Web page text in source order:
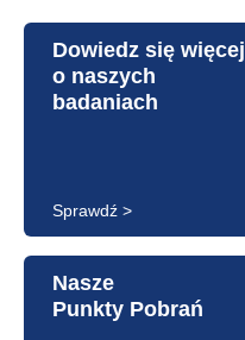
Dowiedz się więcej
o naszych
badaniach
Sprawdź >
Nasze
Punkty Pobrań